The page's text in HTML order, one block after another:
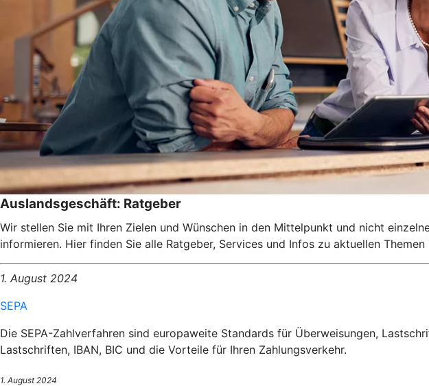
Auslandsgeschäft: Ratgeber
Wir stellen Sie mit Ihren Zielen und Wünschen in den Mittelpunkt und nicht
informieren. Hier finden Sie alle Ratgeber, Services und Infos zu aktuellen
1. August 2024
SEPA
Die SEPA-Zahlverfahren sind europaweite Standards für Überweisungen,
Lastschriften, IBAN, BIC und die Vorteile für Ihren Zahlungsverkehr.
1. August 2024